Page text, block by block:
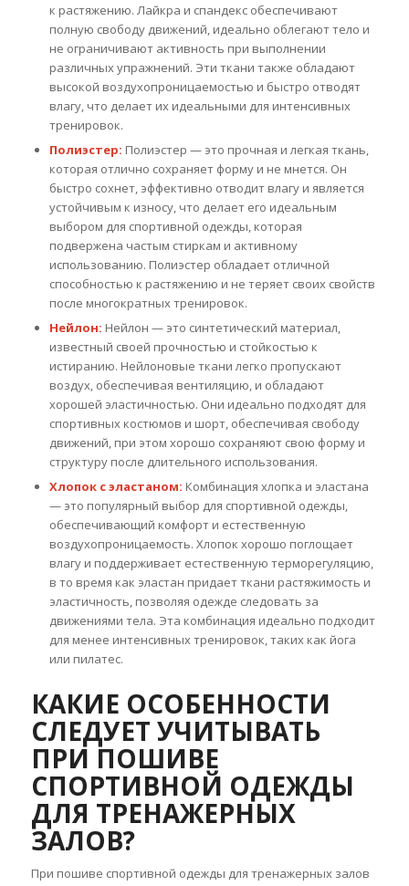
к растяжению. Лайкра и спандекс обеспечивают
полную свободу движений, идеально облегают тело и
не ограничивают активность при выполнении
различных упражнений. Эти ткани также обладают
высокой воздухопроницаемостью и быстро отводят
влагу, что делает их идеальными для интенсивных
тренировок.
Полиэстер: Полиэстер — это прочная и легкая ткань,
которая отлично сохраняет форму и не мнется. Он
быстро сохнет, эффективно отводит влагу и является
устойчивым к износу, что делает его идеальным
выбором для спортивной одежды, которая
подвержена частым стиркам и активному
использованию. Полиэстер обладает отличной
способностью к растяжению и не теряет своих свойств
после многократных тренировок.
Нейлон: Нейлон — это синтетический материал,
известный своей прочностью и стойкостью к
истиранию. Нейлоновые ткани легко пропускают
воздух, обеспечивая вентиляцию, и обладают
хорошей эластичностью. Они идеально подходят для
спортивных костюмов и шорт, обеспечивая свободу
движений, при этом хорошо сохраняют свою форму и
структуру после длительного использования.
Хлопок с эластаном: Комбинация хлопка и эластана
— это популярный выбор для спортивной одежды,
обеспечивающий комфорт и естественную
воздухопроницаемость. Хлопок хорошо поглощает
влагу и поддерживает естественную терморегуляцию,
в то время как эластан придает ткани растяжимость и
эластичность, позволяя одежде следовать за
движениями тела. Эта комбинация идеально подходит
для менее интенсивных тренировок, таких как йога
или пилатес.
КАКИЕ ОСОБЕННОСТИ
СЛЕДУЕТ УЧИТЫВАТЬ
ПРИ ПОШИВЕ
СПОРТИВНОЙ ОДЕЖДЫ
ДЛЯ ТРЕНАЖЕРНЫХ
ЗАЛОВ?
При пошиве спортивной одежды для тренажерных залов